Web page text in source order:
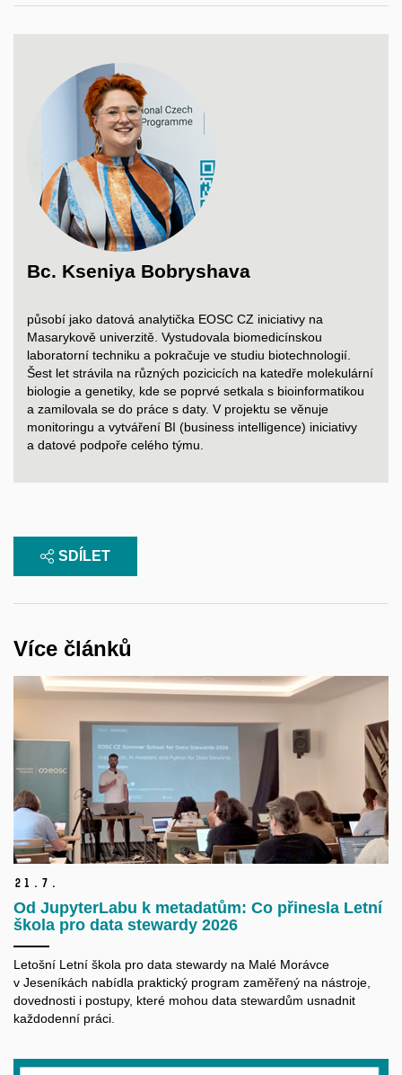
Bc. Kseniya Bobryshava
působí jako datová analytička EOSC CZ iniciativy na
Masarykově univerzitě. Vystudovala biomedicínskou
laboratorní techniku a pokračuje ve studiu biotechnologií.
Šest let strávila na různých pozicicích na katedře molekulární
biologie a genetiky, kde se poprvé setkala s bioinformatikou
a zamilovala se do práce s daty. V projektu se věnuje
monitoringu a vytváření BI (business intelligence) iniciativy
a datové podpoře celého týmu.
SDÍLET
Více článků
21. 7.
Od JupyterLabu k metadatům: Co přinesla Letní
škola pro data stewardy 2026
Letošní Letní škola pro data stewardy na Malé Morávce
v Jeseníkách nabídla praktický program zaměřený na nástroje,
dovednosti i postupy, které mohou data stewardům usnadnit
každodenní práci.